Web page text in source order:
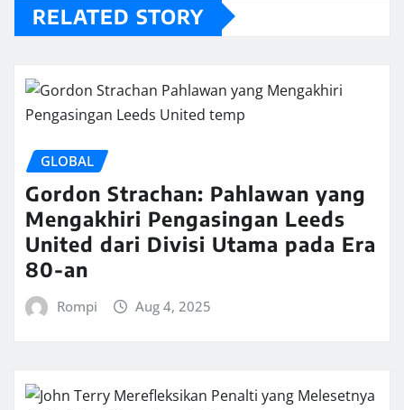
RELATED STORY
GLOBAL
Gordon Strachan: Pahlawan yang
Mengakhiri Pengasingan Leeds
United dari Divisi Utama pada Era
80-an
Rompi Aug 4, 2025